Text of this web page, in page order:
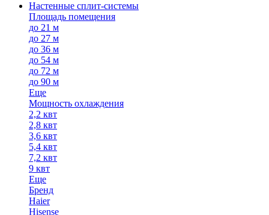
Настенные сплит-системы
Площадь помещения
до 21 м
до 27 м
до 36 м
до 54 м
до 72 м
до 90 м
Еще
Мощность охлаждения
2,2 квт
2,8 квт
3,6 квт
5,4 квт
7,2 квт
9 квт
Еще
Бренд
Haier
Hisense